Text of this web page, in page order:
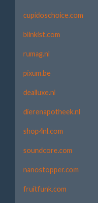
cupidoschoice.com
blinkist.com
rumag.nl
pixum.be
dealluxe.nl
dierenapotheek.nl
shop4nl.com
soundcore.com
nanostopper.com
fruitfunk.com